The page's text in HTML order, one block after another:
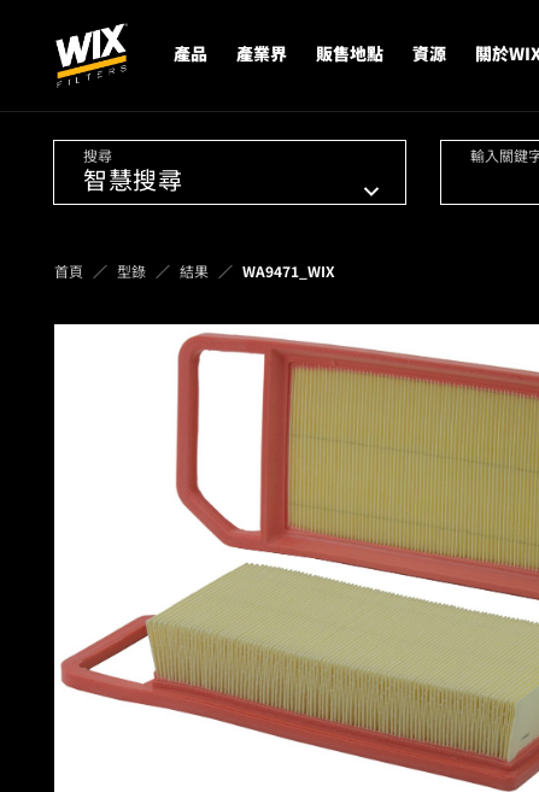
產品 產業界 販售地點 資源 關於
搜尋 輸入關鍵
首頁 型錄 結果 WA9471_WIX